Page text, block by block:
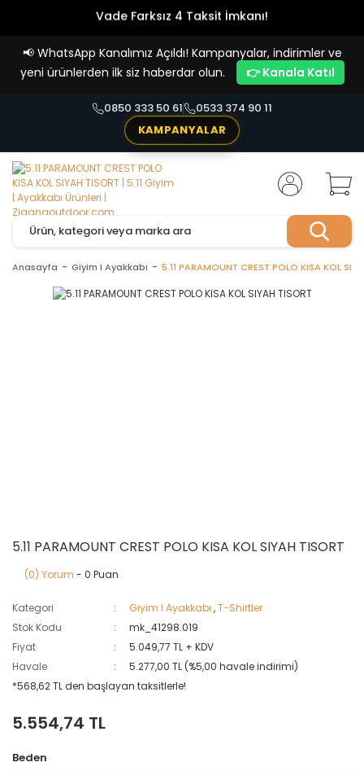
Vade Farksız 4 Taksit İmkanı!
📢 WhatsApp Kanalımız Açıldı! Kampanyalar, indirimler ve
yeni ürünlerden ilk siz haberdar olun.
👉 Kanala Katıl
0850 333 50 61
0533 374 90 11
KAMPANYALAR
Anasayfa Giyim I Ayakkabı 5.11 PARAMOUNT CREST POLO KISA KOL
5.11 PARAMOUNT CREST POLO KISA KOL SIYAH TISORT
(0) Yorum - 0 Puan
Kategori Giyim I Ayakkabı ,T-Shirtler
Stok Kodu
mk_41298.019
Fiyat
5.049,77 TL + KDV
Havale
5.277,00 TL (%5,00 havale indirimi)
*568,62 TL den başlayan taksitlerle!
5.554,74 TL
Beden